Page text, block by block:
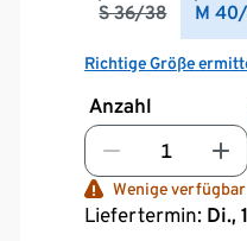
S 36/38 M
Richtige Größe
Anzahl
Wenige verfügbar
Liefertermin: Di.,